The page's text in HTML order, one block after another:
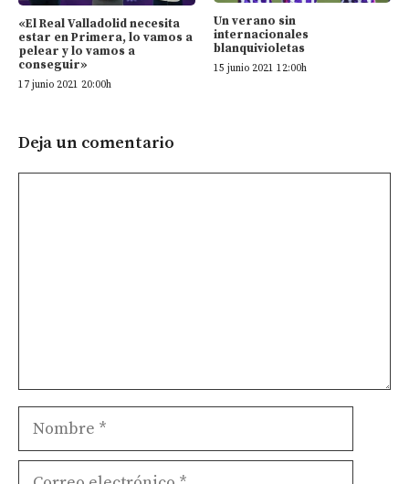
«El Real Valladolid necesita
estar en Primera, lo vamos a
pelear y lo vamos a
conseguir»
17 junio 2021 20:00h
Un verano sin
internacionales
blanquivioletas
15 junio 2021 12:00h
Deja un comentario
Nombre
Correo